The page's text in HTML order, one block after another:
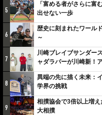
5
「富める者がさらに富
出せない一歩
6
歴史に刻まれたワール
～
7
川崎ブレイブサンダー
ャダラパーが川崎新！
しみでしかないでしょ
8
異端の先に描く未来：
学界の挑戦
9
相撲協会で3倍以上増
大相撲